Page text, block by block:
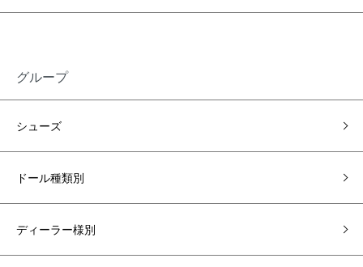
グループ
シューズ
ドール種類別
ディーラー様別